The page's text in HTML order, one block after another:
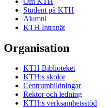
Student på KTH
Alumni
KTH Intranät
Organisation
KTH Biblioteket
KTH:s skolor
Centrumbildningar
Rektor och ledning
KTH:s verksamhetsstöd